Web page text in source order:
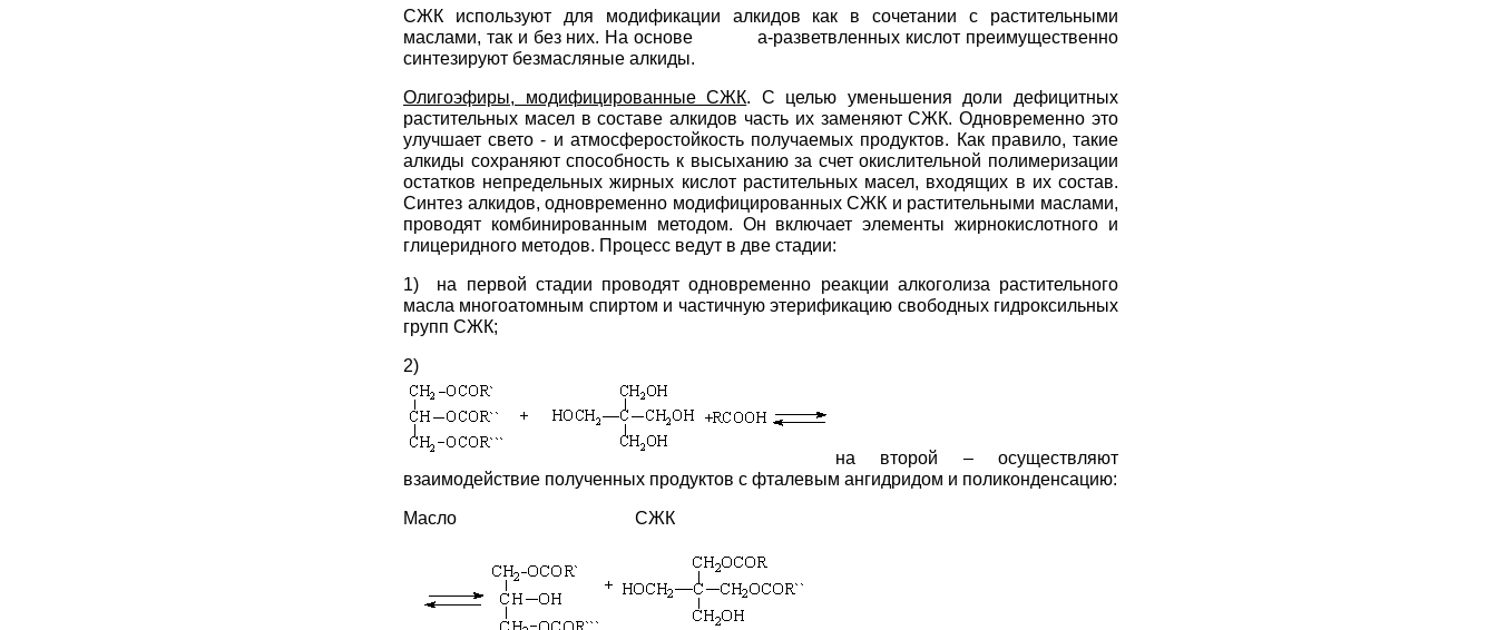
СЖК используют для модификации алкидов как в сочетании с растительными
маслами, так и без них. На основе a-разветвленных кислот преимущественно
синтезируют безмасляные алкиды.
Олигоэфиры, модифицированные СЖК. С целью уменьшения доли дефицитных
растительных масел в составе алкидов часть их заменяют СЖК. Одновременно это
улучшает свето - и атмосферостойкость получаемых продуктов. Как правило, такие
алкиды сохраняют способность к высыханию за счет окислительной полимеризации
остатков непредельных жирных кислот растительных масел, входящих в их состав.
Синтез алкидов, одновременно модифицированных СЖК и растительными маслами,
проводят комбинированным методом. Он включает элементы жирнокислотного и
глицеридного методов. Процесс ведут в две стадии:
1) на первой стадии проводят одновременно реакции алкоголиза растительного
масла многоатомным спиртом и частичную этерификацию свободных гидроксильных
групп СЖК;
2)
на второй – осуществляют
взаимодействие полученных продуктов с фталевым ангидридом и поликонденсацию:
Масло СЖК